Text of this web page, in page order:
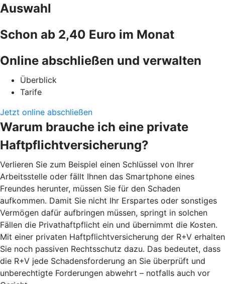
Auswahl
Schon ab 2,40 Euro im Monat
Online abschließen und verwalten
Überblick
Tarife
Jetzt online abschließen
Warum brauche ich eine private
Haftpflichtversicherung?
Verlieren Sie zum Beispiel einen Schlüssel von Ihrer
Arbeitsstelle oder fällt Ihnen das Smartphone eines
Freundes herunter, müssen Sie für den Schaden
aufkommen. Damit Sie nicht Ihr Erspartes oder sonstiges
Vermögen dafür aufbringen müssen, springt in solchen
Fällen die Privathaftpflicht ein und übernimmt die Kosten.
Mit einer privaten Haftpflichtversicherung der R+V erhalten
Sie noch passiven Rechtsschutz dazu. Das bedeutet, dass
die R+V jede Schadensforderung an Sie überprüft und
unberechtigte Forderungen abwehrt – notfalls auch vor